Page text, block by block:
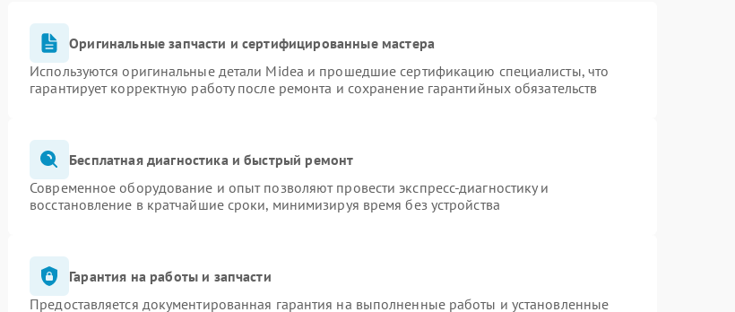
Оригинальные запчасти и сертифицированные мастера
Используются оригинальные детали Midea и прошедшие сертификацию специалисты, что
гарантирует корректную работу после ремонта и сохранение гарантийных обязательств
Бесплатная диагностика и быстрый ремонт
Современное оборудование и опыт позволяют провести экспресс-диагностику и
восстановление в кратчайшие сроки, минимизируя время без устройства
Гарантия на работы и запчасти
Предоставляется документированная гарантия на выполненные работы и установленные